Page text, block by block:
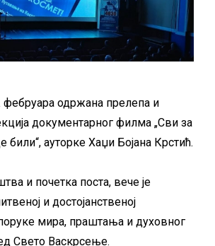
фебруара одржана прелепа и
документарног филма „Сви за
били“, ауторке Хаџи Бојана Крстић.
и почетка поста, вече је
и достојанственој
мира, праштања и духовног
Свето Васкрсење.